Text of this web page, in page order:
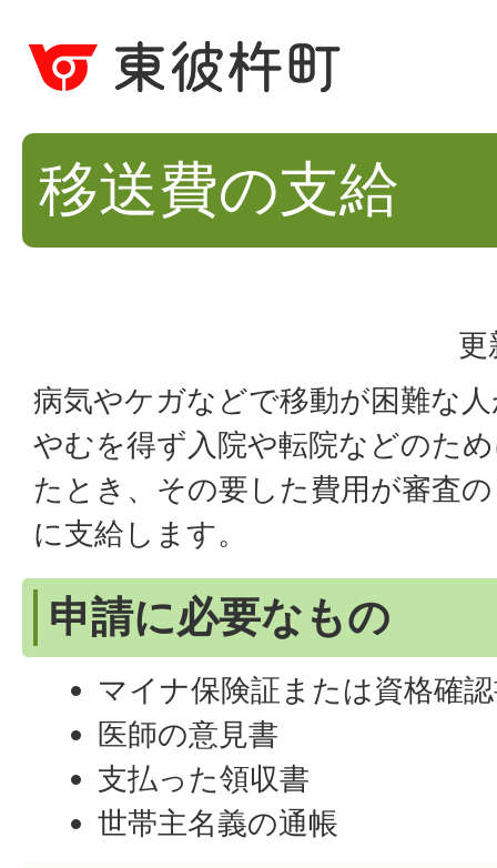
移送費の支給
更
病気やケガなどで移動が困難な
やむを得ず入院や転院などのた
たとき、その要した費用が審査
に支給します。
申請に必要なもの
マイナ保険証または資格確
医師の意見書
支払った領収書
世帯主名義の通帳